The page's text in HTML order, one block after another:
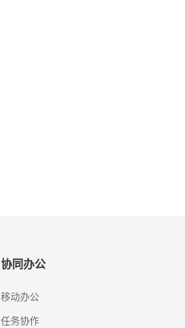
协同办公
移动办公
任务协作